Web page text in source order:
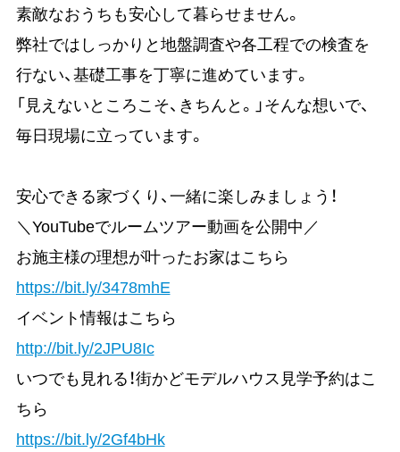
素敵なおうちも安心して暮らせません。
弊社ではしっかりと地盤調査や各工程での検査を
行ない、基礎工事を丁寧に進めています。
「見えないところこそ、きちんと。」そんな想いで、
毎日現場に立っています。
安心できる家づくり、一緒に楽しみましょう！
＼YouTubeでルームツアー動画を公開中／
お施主様の理想が叶ったお家はこちら
https://bit.ly/3478mhE
イベント情報はこちら
http://bit.ly/2JPU8Ic
いつでも見れる！街かどモデルハウス見学予約はこ
ちら
https://bit.ly/2Gf4bHk